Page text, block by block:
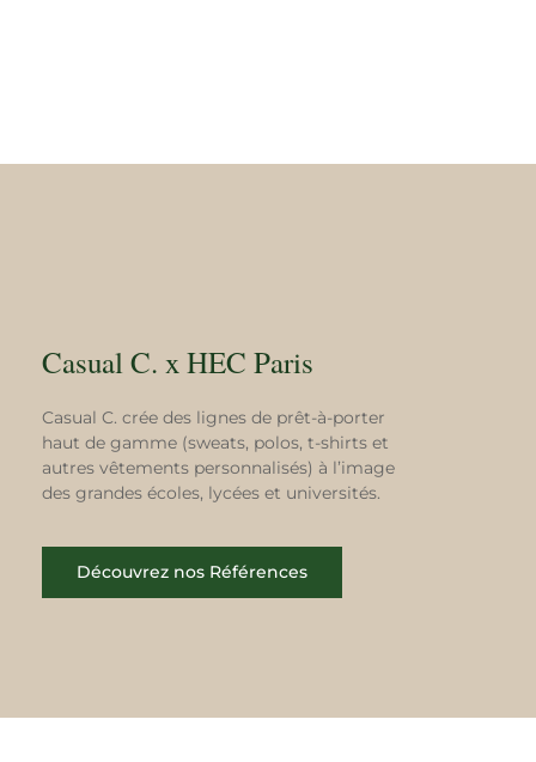
Casual C. x HEC Paris
Casual C. crée des lignes de prêt-à-porter
haut de gamme (sweats, polos, t-shirts et
autres vêtements personnalisés) à l’image
des grandes écoles, lycées et universités.
Découvrez nos Références